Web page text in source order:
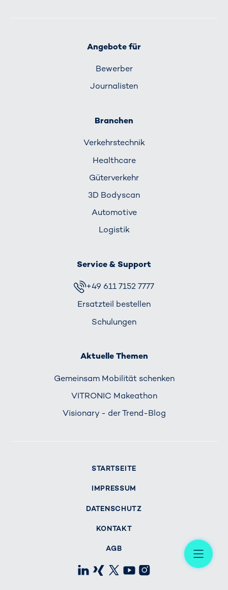
Angebote für
Bewerber
Journalisten
Branchen
Verkehrs­technik
Healthcare
Güterverkehr
3D Bodyscan
Automotive
Logistik
Service & Support
+49 611 7152 7777
Ersatzteil bestellen
Schulungen
Aktuelle Themen
Gemeinsam Mobilität schenken
VITRONIC Makeathon
Visionary - der Trend-Blog
STARTSEITE
IMPRESSUM
DATENSCHUTZ
KONTAKT
AGB
LinkedIn
Xing X Instagram